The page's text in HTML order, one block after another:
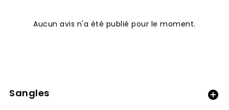
Aucun avis n'a été publié pour le moment.
Sangles 